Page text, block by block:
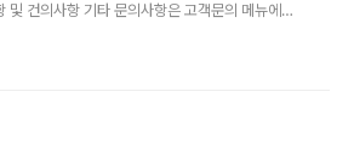
및 건의사항 기타 문의사항은 고객문의 메뉴에서